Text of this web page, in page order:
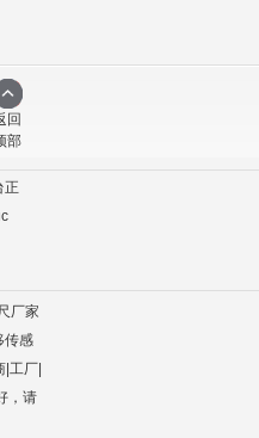
回
部
正
厂家
传感
|工厂|
，请